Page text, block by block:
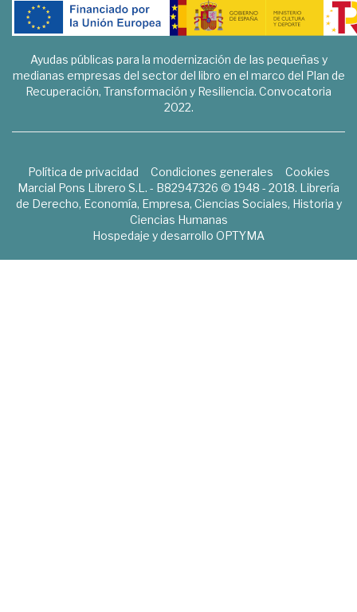
Ayudas públicas para la modernización de las pequeñas y
medianas empresas del sector del libro en el marco del Plan de
Recuperación, Transformación y Resiliencia. Convocatoria
2022.
Política de privacidad Condiciones generales
Cookies
Marcial Pons Librero S.L. - B82947326 © 1948 - 2018. Librería
de Derecho, Economía, Empresa, Ciencias Sociales, Historia y
Ciencias Humanas
Hospedaje y desarrollo OPTYMA